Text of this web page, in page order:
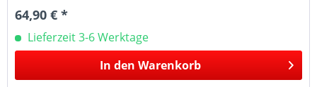
64,90 € *
Lieferzeit 3-6 Werktage
In den Warenkorb